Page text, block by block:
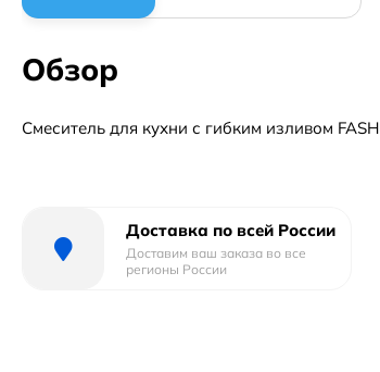
Обзор
Смеситель для кухни с гибким изливом
Доставка по всей России
Доставим ваш заказа во все
регионы России